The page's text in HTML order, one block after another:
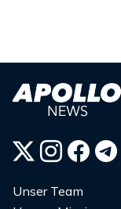
Unser Team